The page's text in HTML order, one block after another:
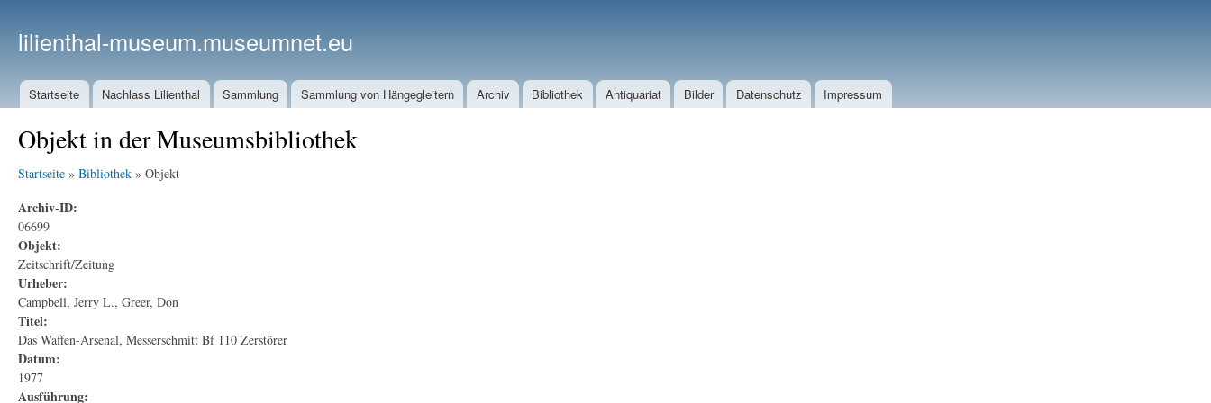
lilienthal-museum.museumnet.eu
Startseite Nachlass Lilienthal Sammlung Sammlung von Hängegleitern Archiv Bibliothek Antiquariat Bilder Datenschutz Impressum
Objekt in der Museumsbibliothek
Startseite » Bibliothek » Objekt
Archiv-ID:
06699
Objekt:
Zeitschrift/Zeitung
Urheber:
Campbell, Jerry L., Greer, Don
Titel:
Das Waffen-Arsenal, Messerschmitt Bf 110 Zerstörer
Datum:
1977
Ausführung: